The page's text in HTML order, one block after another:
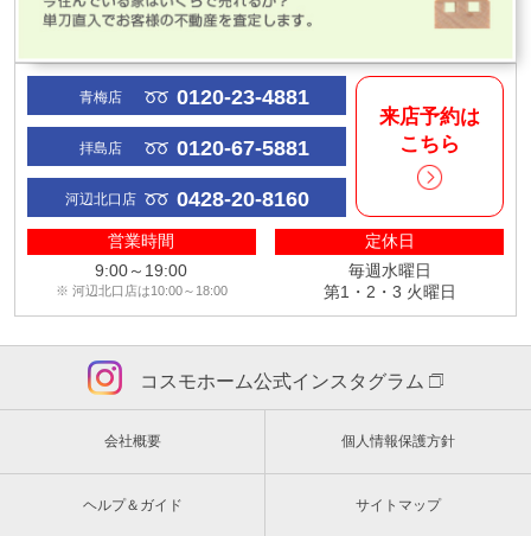
青梅店 0120-23-4881
拝島店 0120-67-5881
河辺北口店 0428-20-8160
来店予約は
こちら
営業時間
9:00～19:00
※ 河辺北口店は10:00～18:00
定休日
毎週水曜日
第1・2・3 火曜日
コスモホーム公式インスタグラム
会社概要 個人情報保護方針
ヘルプ＆ガイド サイトマップ